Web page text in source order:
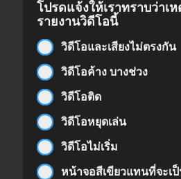
โปรดแจ้งให้เราทราบว่าเ
รายงานวิดีโอนี้
วิดีโอและเสียงไม่ตรงกัน
วิดีโอค้าง บางช่วง
วิดีโอติด
วิดีโอหยุดเล่น
วิดีโอไม่เริ่ม
หน้าจอสีเขียวแทนที่จะเ